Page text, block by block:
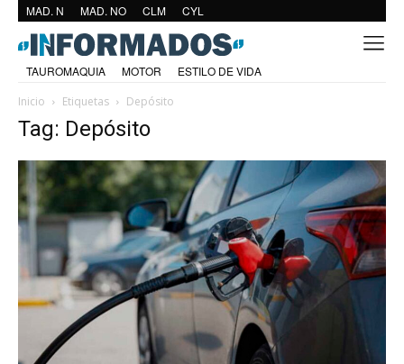
MAD. N MAD. NO CLM CYL
TAUROMAQUIA MOTOR
ESTILO DE VIDA
Inicio
Etiquetas Depósito
Tag: Depósito